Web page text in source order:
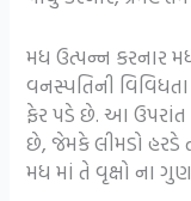
મધ ઉત્પન્ન કરનાર
વનસ્પતિની
ફેર પડે છે. આ
છે, જેમકે લીમડો હરડે
મધ માં તે વૃક્ષો ના